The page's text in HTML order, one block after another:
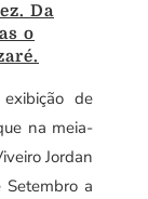
Da
o
de
na meia-
Jordan
Setembro a